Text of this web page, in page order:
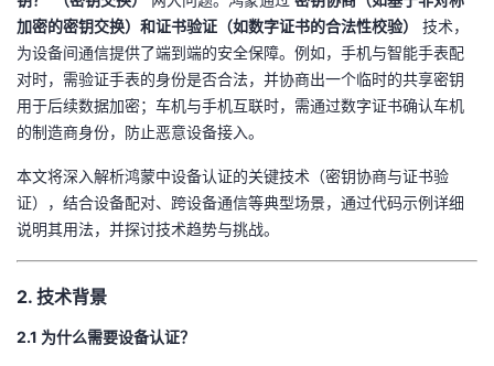
客
论
坛
的
圈
子
我
的
直
播
我
的
活
动
我
的
关
注
我
的
课
程
我
的
认
证
我
的
实
验
我
的
收
藏
的
技
术
支
持
我
的
云
声
建
议
加密的密钥交换）和证书验证（如数字证书的合法性校验）​
​ 技术，
为设备间通信提供了端到端的安全保障。例如，手机与智能手表配
对时，需验证手表的身份是否合法，并协商出一个临时的共享密钥
用于后续数据加密；车机与手机互联时，需通过数字证书确认车机
的制造商身份，防止恶意设备接入。
本文将深入解析鸿蒙中设备认证的关键技术（密钥协商与证书验
证），结合设备配对、跨设备通信等典型场景，通过代码示例详细
说明其用法，并探讨技术趋势与挑战。
​2. 技术背景​
​2.1 为什么需要设备认证？​